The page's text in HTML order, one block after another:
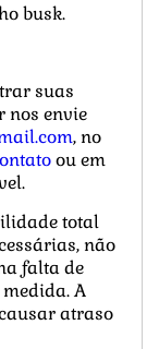
busk.
suas
nos envie
, no
ou em
total
não
falta de
A
atraso